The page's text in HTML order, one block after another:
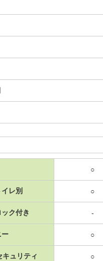
○
レ別 ○
ク付き -
ー ○
キュリティ ○